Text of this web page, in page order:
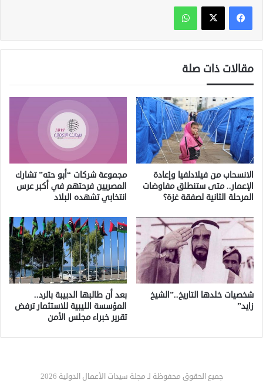
واتساب
مقالات ذات صلة
الانسحاب من فيلادلفيا وإعادة
الإعمار.. متى ستنطلق مفاوضات
المرحلة الثانية لصفقة غزة؟
مجموعة شركات “أبو حته” تشارك
المصريين فرحتهم في أكبر عرس
انتخابي تشهده البلاد
شخصيات خلدها التاريخ..”الشيخ
زايد”
بعد أن طالبها الدبيبة بالرد..
المؤسسة الليبية للاستثمار ترفض
تقرير خبراء مجلس الأمن
جميع الحقوق محفوظة لـ مجلة سيدات الأعمال الدولية 2026